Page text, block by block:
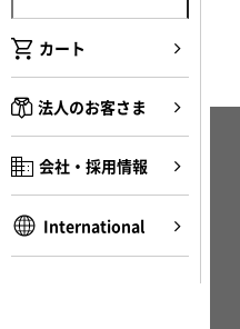
カート
法人のお客さま
会社・採用情報
International